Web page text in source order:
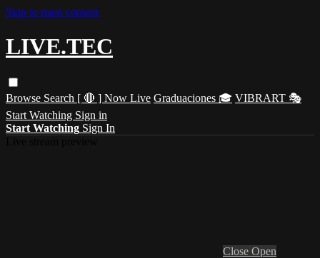
Skip to main content
LIVE.TEC
Browse Search [ 🔴 ] Now Live Graduaciones 🎓 VIBRART 🎭
Start Watching Sign in
Start Watching Sign In
Close Open